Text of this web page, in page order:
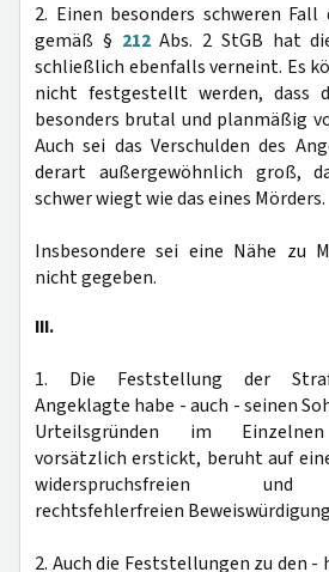
2. Einen besonders schweren Fall
gemäß § 212Abs. 2 StGB hat
schließlich ebenfalls verneint. Es
nicht festgestellt werden, dass
besonders brutal und planmäßig
Auch sei das Verschulden des
derart außergewöhnlich groß,
schwer wiegt wie das eines Mörders.
Insbesondere sei eine Nähe zu
nicht gegeben.
III.
1. Die Feststellung der
Angeklagte habe - auch - seinen
Urteilsgründen im
vorsätzlich erstickt, beruht auf
widerspruchsfreien und
rechtsfehlerfreien
2. Auch die Feststellungen zu den